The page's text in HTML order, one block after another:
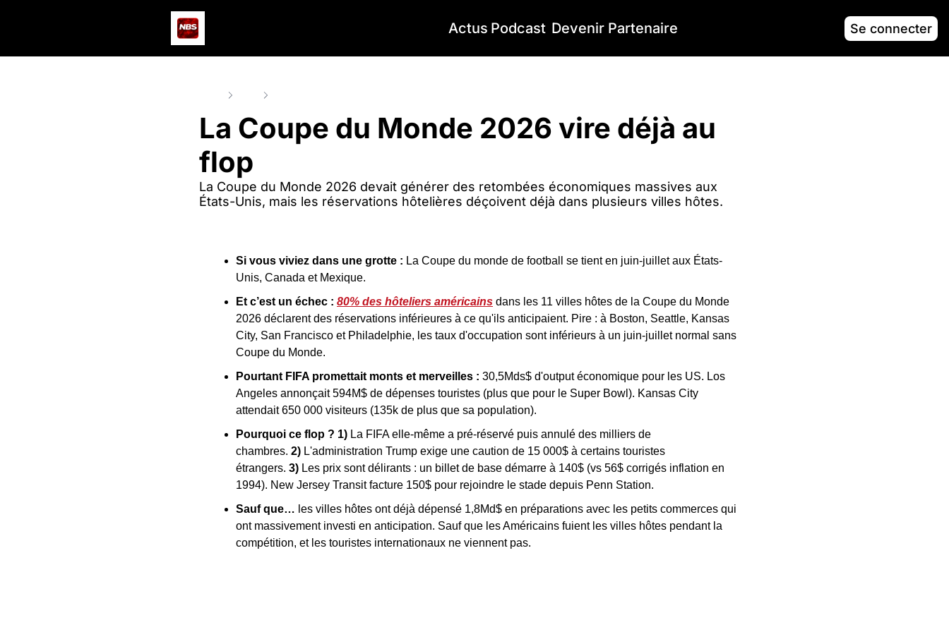
Actus Podcast Devenir Partenaire Se connecter
La Coupe du Monde 2026 vire déjà au
flop
La Coupe du Monde 2026 devait générer des retombées économiques massives aux
États-Unis, mais les réservations hôtelières déçoivent déjà dans plusieurs villes hôtes.
Si vous viviez dans une grotte : La Coupe du monde de football se tient en juin-juillet aux États-
Unis, Canada et Mexique.
Et c’est un échec : 80% des hôteliers américains dans les 11 villes hôtes de la Coupe du Monde
2026 déclarent des réservations inférieures à ce qu'ils anticipaient. Pire : à Boston, Seattle, Kansas
City, San Francisco et Philadelphie, les taux d'occupation sont inférieurs à un juin-juillet normal sans
Coupe du Monde.
Pourtant FIFA promettait monts et merveilles : 30,5Mds$ d'output économique pour les US. Los
Angeles annonçait 594M$ de dépenses touristes (plus que pour le Super Bowl). Kansas City
attendait 650 000 visiteurs (135k de plus que sa population).
Pourquoi ce flop ? 1) La FIFA elle-même a pré-réservé puis annulé des milliers de
chambres. 2) L'administration Trump exige une caution de 15 000$ à certains touristes
étrangers. 3) Les prix sont délirants : un billet de base démarre à 140$ (vs 56$ corrigés inflation en
1994). New Jersey Transit facture 150$ pour rejoindre le stade depuis Penn Station.
Sauf que… les villes hôtes ont déjà dépensé 1,8Md$ en préparations avec les petits commerces qui
ont massivement investi en anticipation. Sauf que les Américains fuient les villes hôtes pendant la
compétition, et les touristes internationaux ne viennent pas.